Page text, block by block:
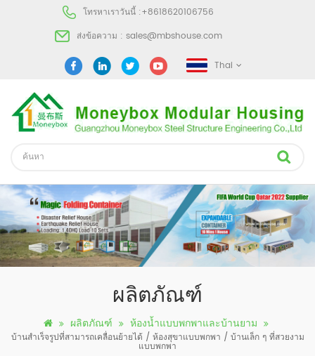
โทรหาเราวันนี้ :+8618620106756
ส่งข้อความ : sales@mbshouse.com
Thai
ผลิตภัณฑ์
ผลิตภัณฑ์ ห้องน้ำแบบพกพาและบ้านยาม
บ้านสำเร็จรูปที่สามารถเคลื่อนย้ายได้ / ห้องสุขาแบบพกพา / บ้านเล็ก ๆ ที่สวยงาม
แบบพกพา